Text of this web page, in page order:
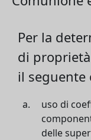
Per la
di
il seguente
uso di
delle